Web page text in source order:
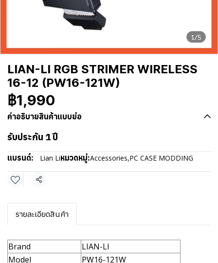
1/5
LIAN-LI RGB STRIMER WIRELESS
16-12 (PW16-121W)
฿1,990
คำอธิบายสินค้าแบบย่อ
รับประกัน 1 ปี
แบรนด์: Lian Liหมวดหมู่:Accessories,PC CASE MODDING
แชร์
รายละเอียดสินค้า
Brand
LIAN-LI
Model
PW16-121W